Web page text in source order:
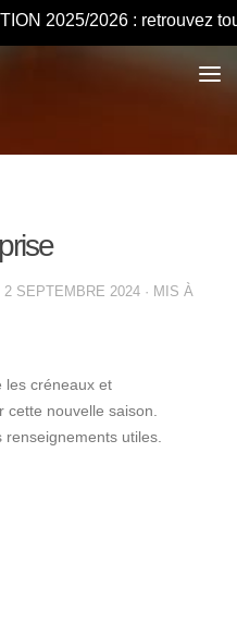
2025/2026 : retrouvez
2 SEPTEMBRE 2024 · MIS À
les créneaux et
nouvelle saison.
utiles.